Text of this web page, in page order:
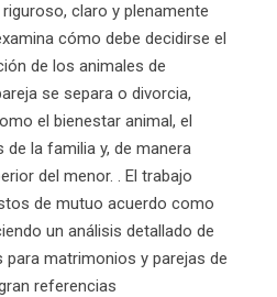
claro y plenamente
cómo debe decidirse el
de los animales de
se separa o divorcia,
el bienestar animal, el
la familia y, de manera
del menor. . El trabajo
de mutuo acuerdo como
un análisis detallado de
matrimonios y parejas de
referencias